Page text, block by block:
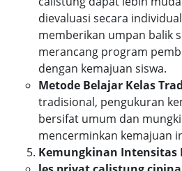
dievaluasi secara
memberikan umpan balik
merancang program
dengan kemajuan siswa.
Metode Belajar Kelas
tradisional, pengukuran
bersifat umum dan
mencerminkan kemajuan
Kemungkinan Intensitas